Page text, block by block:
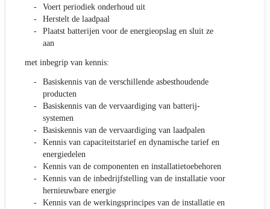
Voert periodiek onderhoud uit
Herstelt de laadpaal
Plaatst batterijen voor de energieopslag en sluit ze
aan
met inbegrip van kennis:
Basiskennis van de verschillende asbesthoudende
producten
Basiskennis van de vervaardiging van batterij-
systemen
Basiskennis van de vervaardiging van laadpalen
Kennis van capaciteitstarief en dynamische tarief en
energiedelen
Kennis van de componenten en installatietoebehoren
Kennis van de inbedrijfstelling van de installatie voor
hernieuwbare energie
Kennis van de werkingsprincipes van de installatie en